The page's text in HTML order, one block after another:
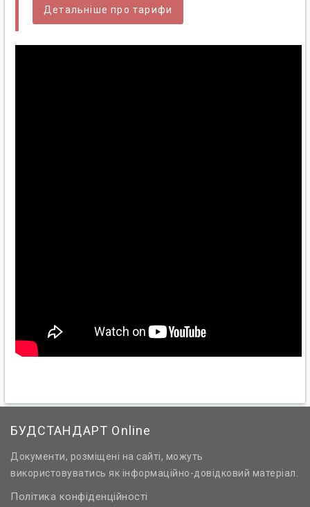
Детальніше про тарифи
БУДСТАНДАРТ Online
Документи, розміщені на сайті, можуть
використовуватись як інформаційно-довідковий матеріал.
Політика конфіденційності